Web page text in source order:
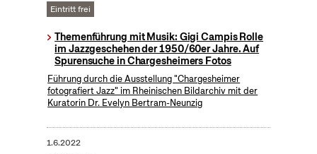
Eintritt frei
Themenführung mit Musik: Gigi Campis Rolle
im Jazzgeschehen der 1950/60er Jahre. Auf
Spurensuche in Chargesheimers Fotos
Führung durch die Ausstellung "Chargesheimer
fotografiert Jazz" im Rheinischen Bildarchiv mit der
Kuratorin Dr. Evelyn Bertram-Neunzig
1.6.2022